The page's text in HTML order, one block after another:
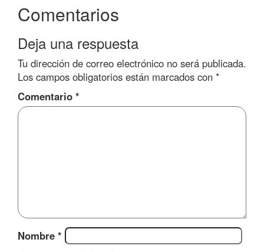
Comentarios
Deja una respuesta
Tu dirección de correo electrónico no será publicada.
Los campos obligatorios están marcados con *
Comentario *
Nombre *